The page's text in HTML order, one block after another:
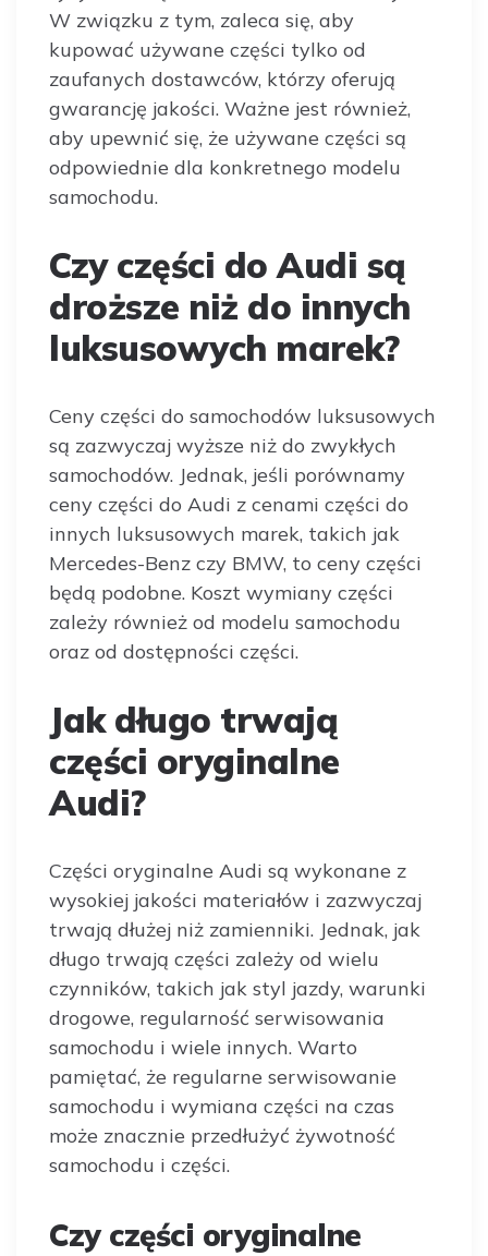
W związku z tym, zaleca się, aby
kupować używane części tylko od
zaufanych dostawców, którzy oferują
gwarancję jakości. Ważne jest również,
aby upewnić się, że używane części są
odpowiednie dla konkretnego modelu
samochodu.
Czy części do Audi są
droższe niż do innych
luksusowych marek?
Ceny części do samochodów luksusowych
są zazwyczaj wyższe niż do zwykłych
samochodów. Jednak, jeśli porównamy
ceny części do Audi z cenami części do
innych luksusowych marek, takich jak
Mercedes-Benz czy BMW, to ceny części
będą podobne. Koszt wymiany części
zależy również od modelu samochodu
oraz od dostępności części.
Jak długo trwają
części oryginalne
Audi?
Części oryginalne Audi są wykonane z
wysokiej jakości materiałów i zazwyczaj
trwają dłużej niż zamienniki. Jednak, jak
długo trwają części zależy od wielu
czynników, takich jak styl jazdy, warunki
drogowe, regularność serwisowania
samochodu i wiele innych. Warto
pamiętać, że regularne serwisowanie
samochodu i wymiana części na czas
może znacznie przedłużyć żywotność
samochodu i części.
Czy części oryginalne